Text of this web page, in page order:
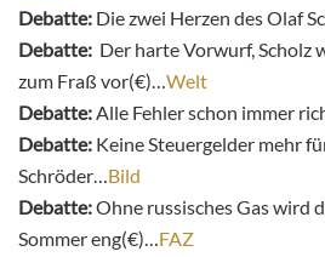
Debatte: Die zwei Herzen des Olaf
Debatte: Der harte Vorwurf, Scholz
zum Fraß vor(€)…Welt
Debatte:Alle Fehler schon immer
Debatte: Keine Steuergelder mehr
Schröder…Bild
Debatte:Ohne russisches Gas wird
Sommer eng(€)…FAZ